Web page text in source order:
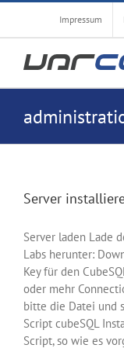
Zum
springen
Impressum
Server
Server laden Lade
Labs herunter:
Key für den
oder mehr
bitte die Datei und
Script cubeSQL
Script, so wie es